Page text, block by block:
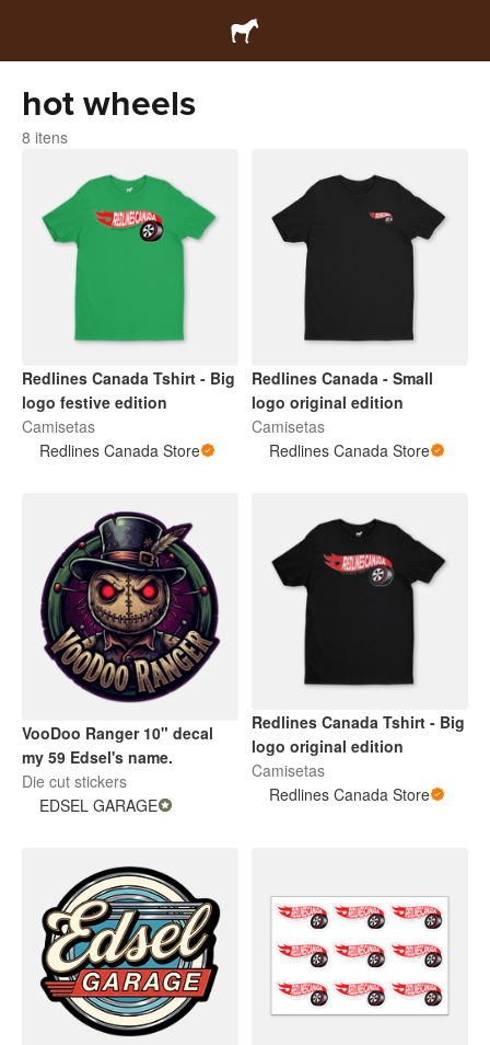
hot wheels
8 itens
Redlines Canada Tshirt - Big
logo festive edition
Camisetas
Redlines Canada Store
Redlines Canada - Small
logo original edition
Camisetas
Redlines Canada Store
VooDoo Ranger 10" decal
my 59 Edsel's name.
Die cut stickers
EDSEL GARAGE
Redlines Canada Tshirt - Big
logo original edition
Camisetas
Redlines Canada Store